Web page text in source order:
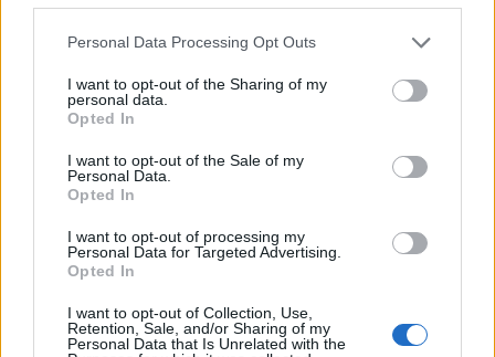
Personal Data Processing Opt Outs
I want to opt-out of the Sharing of my
personal data.
Opted In
I want to opt-out of the Sale of my
Personal Data.
Opted In
I want to opt-out of processing my
Personal Data for Targeted Advertising.
Opted In
I want to opt-out of Collection, Use,
Retention, Sale, and/or Sharing of my
Personal Data that Is Unrelated with the
per nuove assunzioni/trasformazioni a tempo
indeterminato nel bienni
47.533 euro
2025-01-31
Esonero dal versamento dei contributi previdenziali
per l'assunzione di giovani lavoratori ( art. 1 comma 10-15
L. 178/
6.366 euro
Esonero dal versamento dei contributi previdenziali
per nuove assunzioni/trasformazioni a tempo